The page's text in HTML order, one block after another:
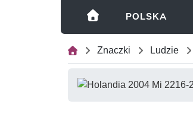
POLSKA
Znaczki Ludzie